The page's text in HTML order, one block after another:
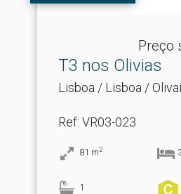
Preço
T3 nos Olivias
Lisboa / Lisboa /
Ref: VR03-023
81 m2
1